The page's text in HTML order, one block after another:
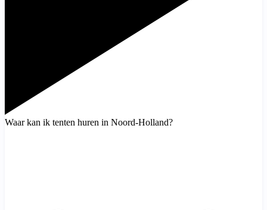
Waar kan ik tenten huren in Noord-Holland?